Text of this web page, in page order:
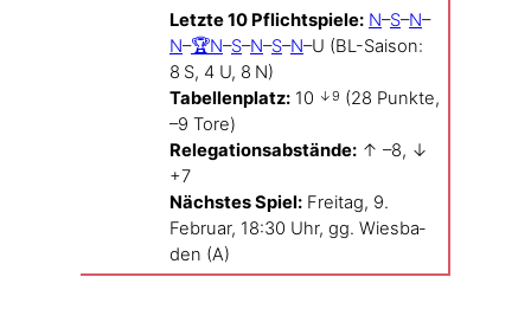
Letz­te 10 Pflicht­spie­le: N–S–N–
N–🏆N–S–N–S–N–U (BL-Saison:
8 S, 4 U, 8 N)
Tabel­len­platz: 10 ↓9 (28 Punk­te,
–9 Tore)
Rele­ga­ti­ons­ab­stän­de: ↑ –8, ↓
+7
Nächs­tes Spiel: Frei­tag, 9.
Febru­ar, 18:30 Uhr, gg. Wies­ba­
den (A)